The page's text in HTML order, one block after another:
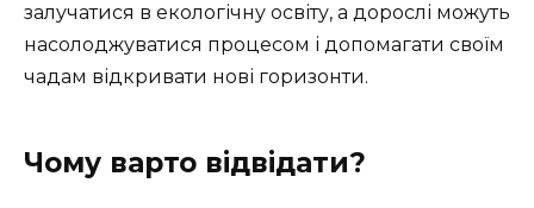
залучатися в екологічну освіту, а дорослі можуть
насолоджуватися процесом і допомагати своїм
чадам відкривати нові горизонти.
Чому варто відвідати?